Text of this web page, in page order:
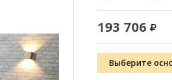
193 706
Выберите